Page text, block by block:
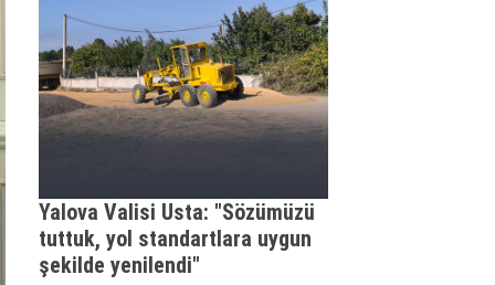
Yalova Valisi Usta: "Sözümüzü
tuttuk, yol standartlara uygun
şekilde yenilendi"